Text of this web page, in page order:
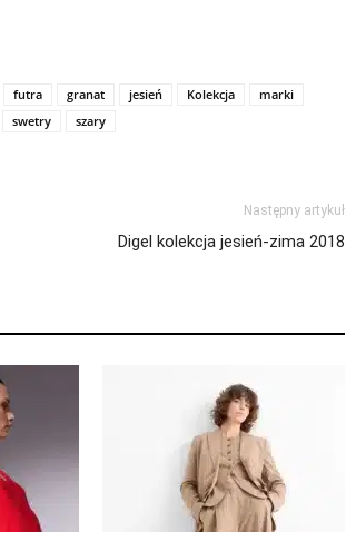
futra granat jesień Kolekcja
marki
swetry szary
Następny artykuł
Digel kolekcja jesień-zima 2018